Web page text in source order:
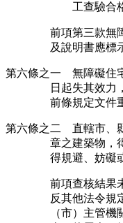
工查驗合
前項第三款無
及說明書應標
第六條之一 無障礙住
日起失其效力
前條規定文件
第六條之二 直轄市、
章之建築物，
得規避、妨礙
前項查核結果
反其他法令規
（市）主管